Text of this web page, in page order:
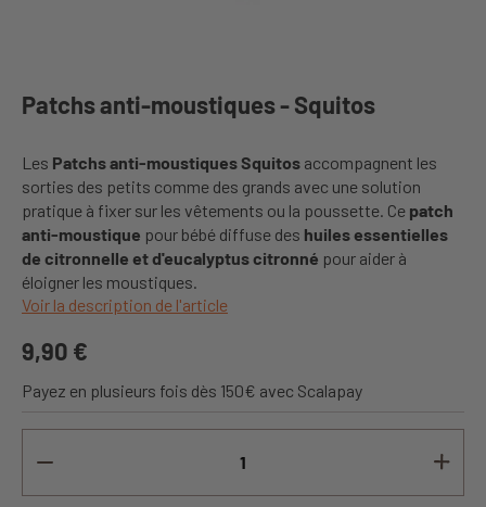
Patchs anti-moustiques - Squitos
Les Patchs anti-moustiques Squitos accompagnent les
sorties des petits comme des grands avec une solution
pratique à fixer sur les vêtements ou la poussette. Ce patch
anti-moustique pour bébé diffuse des huiles essentielles
de citronnelle et d'eucalyptus citronné pour aider à
éloigner les moustiques.
Voir la description de l'article
9,90 €
Payez en plusieurs fois dès 150€ avec Scalapay